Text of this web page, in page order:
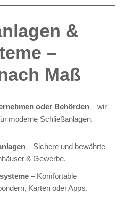
&
–
Maß
oder Behörden – wir
moderne Schließanlagen.
– Sichere und bewährte
& Gewerbe.
– Komfortable
Karten oder Apps.